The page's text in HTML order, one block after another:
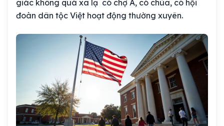
giác không quá xa lạ có chợ Á, có chùa, có hội
đoàn dân tộc Việt hoạt động thường xuyên.